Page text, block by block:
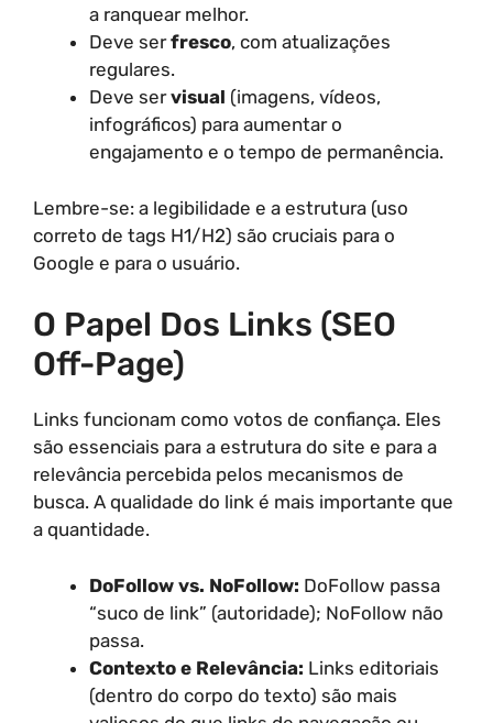
a ranquear melhor.
Deve serfresco, com atualizações
regulares.
Deve servisual (imagens, vídeos,
infográficos) para aumentar o
engajamento e o tempo de permanência.
Lembre-se: a legibilidade e a estrutura (uso
correto de tags H1/H2) são cruciais para o
Google e para o usuário.
O Papel Dos Links (SEO
Off-Page)
Links funcionam como votos de confiança. Eles
são essenciais para a estrutura do site e para a
relevância percebida pelos mecanismos de
busca. A qualidade do link é mais importante que
a quantidade.
DoFollow vs. NoFollow: DoFollow passa
“suco de link” (autoridade); NoFollow não
passa.
Contexto e Relevância: Links editoriais
(dentro do corpo do texto) são mais